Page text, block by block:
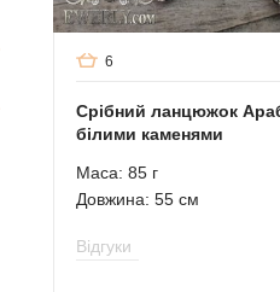
6
Срібний ланцюжок
білими каменями
Маса: 85 г
Довжина: 55 см
Відгуки